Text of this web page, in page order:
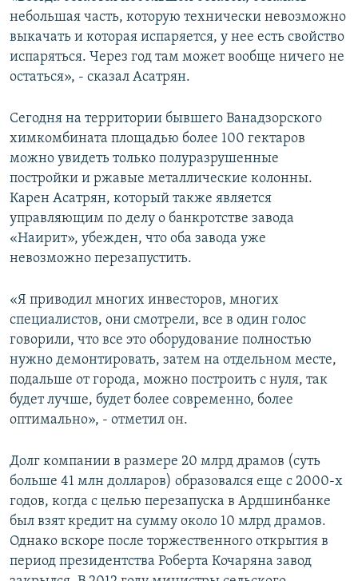
небольшая часть, которую технически невозможно
выкачать и которая испаряется, у нее есть свойство
испаряться. Через год там может вообще ничего не
остаться», - сказал Асатрян.
Сегодня на территории бывшего Ванадзорского
химкомбината площадью более 100 гектаров
можно увидеть только полуразрушенные
постройки и ржавые металлические колонны.
Карен Асатрян, который также является
управляющим по делу о банкротстве завода
«Наирит», убежден, что оба завода уже
невозможно перезапустить.
«Я приводил многих инвесторов, многих
специалистов, они смотрели, все в один голос
говорили, что все это оборудование полностью
нужно демонтировать, затем на отдельном месте,
подальше от города, можно построить с нуля, так
будет лучше, будет более современно, более
оптимально», - отметил он.
Долг компании в размере 20 млрд драмов (суть
больше 41 млн долларов) образовался еще с 2000-х
годов, когда с целью перезапуска в Ардшинбанке
был взят кредит на сумму около 10 млрд драмов.
Однако вскоре после торжественного открытия в
период президентства Роберта Кочаряна завод